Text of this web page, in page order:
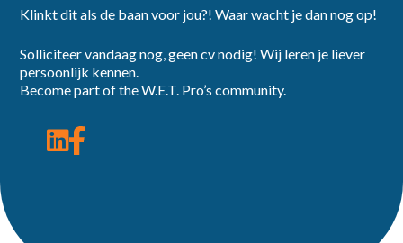
Klinkt dit als de baan voor jou?! Waar wacht je dan nog op!
Solliciteer vandaag nog, geen cv nodig! Wij leren je liever
persoonlijk kennen.
Become part of the W.E.T. Pro’s community.